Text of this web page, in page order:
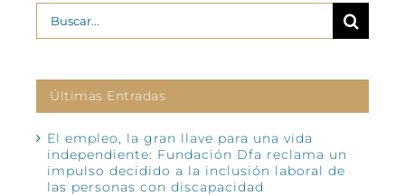
Buscar:
Últimas Entradas
El empleo, la gran llave para una vida
independiente: Fundación Dfa reclama un
impulso decidido a la inclusión laboral de
las personas con discapacidad